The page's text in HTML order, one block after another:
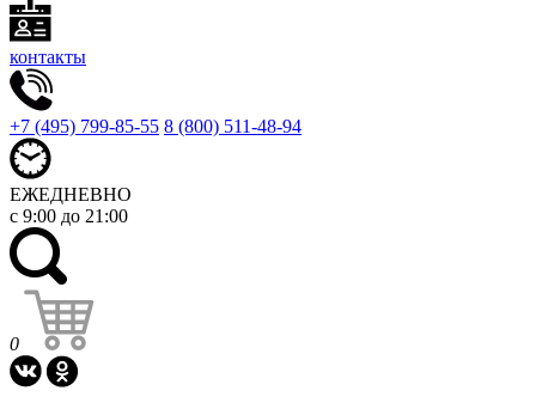
контакты
+7 (495) 799-85-55 8 (800) 511-48-94
ЕЖЕДНЕВНО
с 9:00 до 21:00
0